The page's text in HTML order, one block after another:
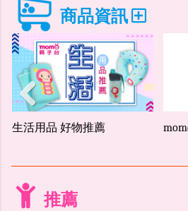
商品資訊
薦 momo歡樂海洋二用枕
Previous
推薦